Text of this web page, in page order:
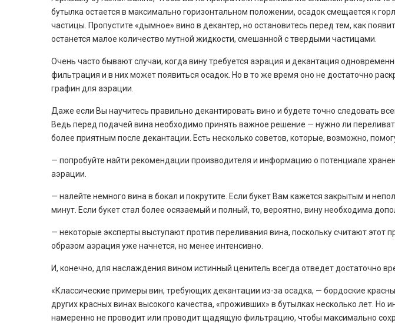
бутылка остается в максимально горизонтальном положении, осадок смещается к
частицы. Пропустите «дымное» вино в декантер, но остановитесь перед тем, как
останется малое количество мутной жидкости, смешанной с твердыми частицами.
Очень часто бывают случаи, когда вину требуется аэрация и декантация
фильтрация и в них может появиться осадок. Но в то же время оно не достаточно
графин для аэрации.
Даже если Вы научитесь правильно декантировать вино и будете точно следовать
Ведь перед подачей вина необходимо принять важное решение — нужно ли
более приятным после декантации. Есть несколько советов, которые, возможно,
— попробуйте найти рекомендации производителя и информацию о потенциале
аэрации.
— налейте немного вина в бокал и покрутите. Если букет Вам кажется закрытым и
минут. Если букет стал более осязаемый и полный, то, вероятно, вину необходима
— некоторые эксперты выступают против переливания вина, поскольку считают
образом аэрация уже начнется, но менее интенсивно.
И, конечно, для наслаждения вином истинный ценитель всегда отведет достаточно
«Классические примеры вин, требующих декантации из-за осадка, — бордоские
других красных винах высокого качества, «проживших» в бутылках несколько лет.
намеренно не проводит или проводит щадящую фильтрацию, чтобы максимально